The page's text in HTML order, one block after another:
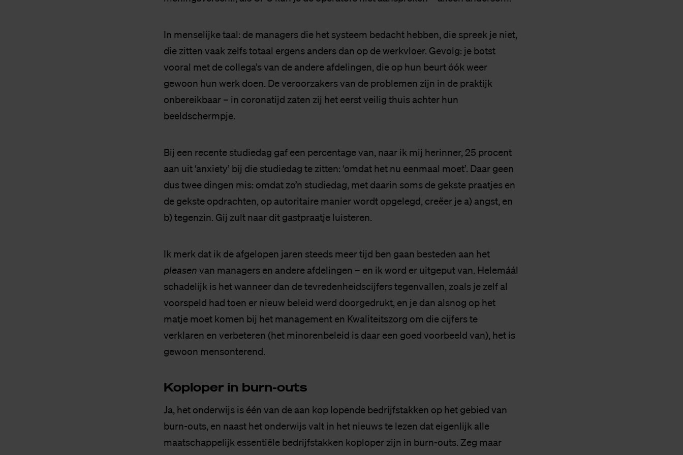
In menselijke taal: de managers die het systeem bedacht hebben, die spreek je niet,
die zitten vaak zelfs totaal ergens anders dan op de werkvloer. Gevolg: je botst
vooral met de collega’s van de andere afdelingen, die op hun beurt óók weer
gewoon hun werk doen. De veroorzakers van de problemen zijn in de praktijk
onbereikbaar – in coronatijd zaten zij het eerst veilig thuis achter hun
beeldschermpje.
Bij een recente studiedag gaf een percentage van, naar ik mij herinner, 25 procent
aan uit ‘anxiety’ bij die studiedag te zitten: ‘omdat het nu eenmaal moet’. Daar geen
dus twee dingen mis: omdat zo’n studiedag, met daarin soms de gekste praatjes en
de gekste opdrachten, op autoritaire manier wordt opgelegd, creëer je a) angst, en
b) tegenzin. Gij zult naar dit gastpraatje luisteren.
Ik merk dat ik de afgelopen jaren steeds meer tijd ben gaan besteden aan het
pleasen van managers en andere afdelingen – en ik word er uitgeput van. Helemáál
schadelijk is het wanneer dan de tevredenheidscijfers tegenvallen, zoals je zelf al
voorspeld had toen er nieuw beleid werd doorgedrukt, en je dan alsnog op het
matje moet komen bij het management en Kwaliteitszorg om die cijfers te
verklaren en verbeteren (het minorenbeleid is daar een goed voorbeeld van), het is
gewoon mensonterend.
Kop­lo­per in burn-outs
Ja, het onderwijs is één van de aan kop lopende bedrijfstakken op het gebied van
burn-outs, en naast het onderwijs valt in het nieuws te lezen dat eigenlijk alle
maatschappelijk essentiële bedrijfstakken koploper zijn in burn-outs. Zeg maar